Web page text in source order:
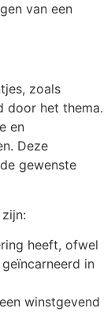
van een
zoals
door het thema.
en
Deze
gewenste
heeft, ofwel
in
winstgevend